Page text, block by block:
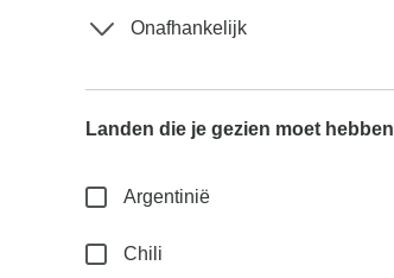
Onafhankelijk
Landen die je gezien moet hebben
Argentinië
Chili